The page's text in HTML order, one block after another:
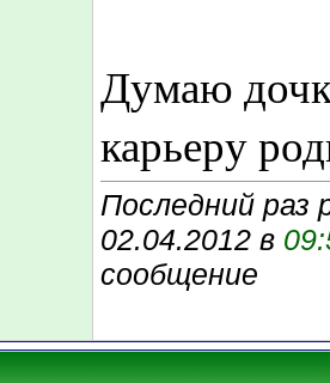
Думаю
карьеру
Последний раз
02.04.2012 в
сообщение